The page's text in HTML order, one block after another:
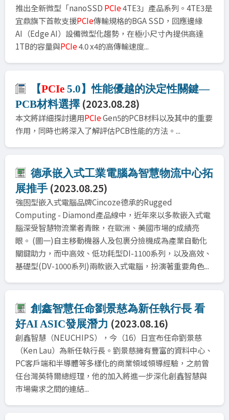
推出全新微型「nanoSSD PCIe4TE3」產品系列。4TE3是
宜鼎旗下首款支援PCIe傳輸規格的BGA SSD，回應邊緣
AI（Edge AI）設備微型化趨勢，在極小尺寸內提供高達
1TB的容量與PCIe4.0 x4的高傳輸速度...
【PCIe 5.0】性能優越的決定性關鍵—
PCB材料選擇 (2023.08.28)
本文將詳細探討適用PCIeGen5的PCB材料以及其中的重要
作用，同時也將深入了解評估PCB性能的方法。...
德承嵌入式工業電腦為智慧物流中心拓
展推手 (2023.08.25)
強固型嵌入式電腦品牌Cincoze德承的Rugged
Computing - Diamond產品線中，近年來以多款嵌入式電
腦深受智慧物流業者青睞，在歐洲、美國市場的成績亮
眼。 (圖一)自主移動機器人及包裹分撿機成為產業自動化
關鍵助力，而中高效、低功耗型DI-1100系列，以及高效、
基礎型(DV-1000系列)兩款嵌入式電腦，扮演著重要角色...
創鑫智慧任命劉景慈為新任執行長 看
好AI ASIC發展潛力 (2023.08.16)
創鑫智慧（NEUCHIPS），今（16）日宣布任命劉景慈
（Ken Lau）為新任執行長。劉景慈擁有豐富的資料中心、
PC客戶端和半導體等多樣化的商業領域領導經驗，之前曾
任台灣英特爾總經理，他的加入將進一步深化創鑫智慧與
市場需求之間的連結...